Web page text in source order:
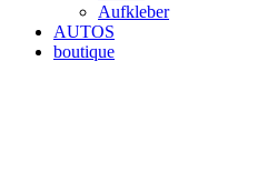
Aufkleber
AUTOS
boutique